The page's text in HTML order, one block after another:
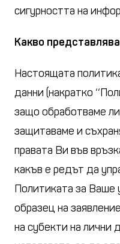
сигурността на
Какво
Настоящата
данни (накратко
защо обработваме
защитаваме и
правата Ви във
какъв е редът да
Политиката за Ваше
образец на
на субекти на лични